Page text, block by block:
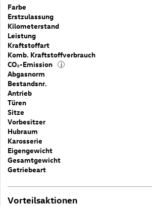
Farbe
Erstzulassung
Kilometerstand
Leistung
Kraftstoffart
Komb. Kraftstoffverbrauch
CO₂-Emission
i
Abgasnorm
Bestandsnr.
Antrieb
Türen
Sitze
Vorbesitzer
Hubraum
Karosserie
Eigengewicht
Gesamtgewicht
Getriebeart
Vorteilsaktionen